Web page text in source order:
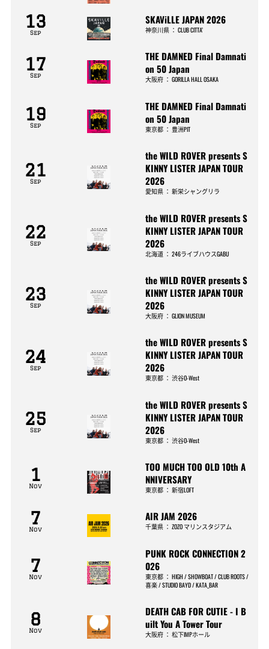
13
Sep
SKAViLLE JAPAN 2026
神奈川県 ：CLUB CITTA’
17
Sep
THE DAMNED Final Damnati
on 50 Japan
大阪府 ：GORILLA HALL OSAKA
19
Sep
THE DAMNED Final Damnati
on 50 Japan
東京都 ：豊洲PIT
21
Sep
the WILD ROVER presents S
KINNY LISTER JAPAN TOUR
2026
愛知県 ：新栄シャングリラ
22
Sep
the WILD ROVER presents S
KINNY LISTER JAPAN TOUR
2026
北海道 ：246ライブハウスGABU
23
Sep
the WILD ROVER presents S
KINNY LISTER JAPAN TOUR
2026
大阪府 ：GLION MUSEUM
24
Sep
the WILD ROVER presents S
KINNY LISTER JAPAN TOUR
2026
東京都 ：渋谷O-West
25
Sep
the WILD ROVER presents S
KINNY LISTER JAPAN TOUR
2026
東京都 ：渋谷O-West
1
Nov
TOO MUCH TOO OLD 10th A
NNIVERSARY
東京都 ：新宿LOFT
7
Nov
AIR JAM 2026
千葉県 ：ZOZO マリンスタジアム
7
Nov
PUNK ROCK CONNECTION 2
026
東京都 ：HIGH / SHOWBOAT / CLUB ROOTS /
喜楽 / STUDIO BAYD / KATA_BAR
8
Nov
DEATH CAB FOR CUTIE - I B
uilt You A Tower Tour
大阪府 ：松下IMPホール